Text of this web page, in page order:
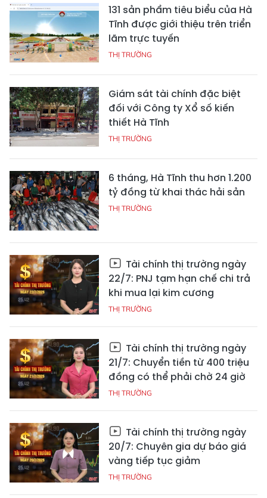
131 sản phẩm tiêu biểu của Hà
Tĩnh được giới thiệu trên triển
lãm trực tuyến
THỊ TRƯỜNG
Giám sát tài chính đặc biệt
đối với Công ty Xổ số kiến
thiết Hà Tĩnh
THỊ TRƯỜNG
6 tháng, Hà Tĩnh thu hơn 1.200
tỷ đồng từ khai thác hải sản
THỊ TRƯỜNG
Tài chính thị trường ngày
22/7: PNJ tạm hạn chế chi trả
khi mua lại kim cương
THỊ TRƯỜNG
Tài chính thị trường ngày
21/7: Chuyển tiền từ 400 triệu
đồng có thể phải chờ 24 giờ
THỊ TRƯỜNG
Tài chính thị trường ngày
20/7: Chuyên gia dự báo giá
vàng tiếp tục giảm
THỊ TRƯỜNG